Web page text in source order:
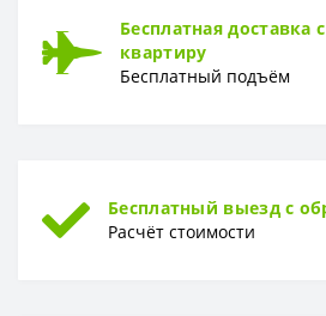
Бесплатная доставка
квартиру
Бесплатный подъём
Бесплатный выезд с
Расчёт стоимости